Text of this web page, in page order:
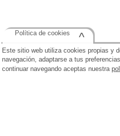
Este sitio web utiliza cookies propias y
navegación, adaptarse a tus
continuar navegando aceptas nuestra
Política de cookies ^